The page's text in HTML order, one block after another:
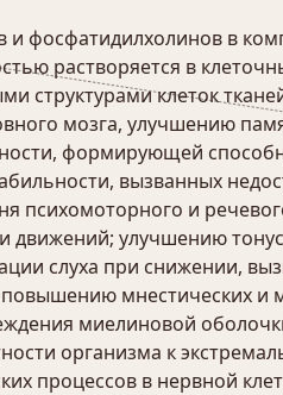
фосфатидилхолинов в
растворяется в
структурами клеток
мозга, улучшению
формирующей
вызванных
психомоторного и
улучшению
слуха при снижении,
мнестических
миелиновой
организма к
процессов в нервной